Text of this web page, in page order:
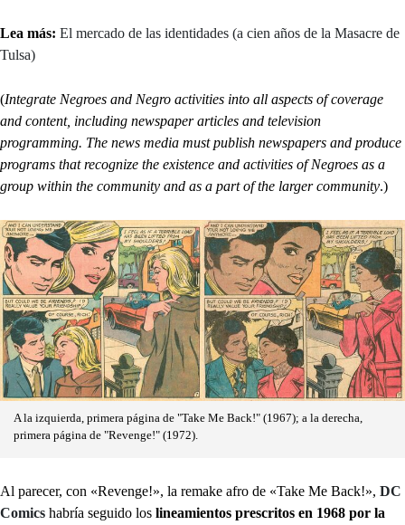
Lea más: El mercado de las identidades (a cien años de la Masacre de
Tulsa)
(Integrate Negroes and Negro activities into all aspects of coverage
and content, including newspaper articles and television
programming. The news media must publish newspapers and produce
programs that recognize the existence and activities of Negroes as a
group within the community and as a part of the larger community.)
A la izquierda, primera página de "Take Me Back!" (1967); a la derecha,
primera página de "Revenge!" (1972).
Al parecer, con «Revenge!», la remake afro de «Take Me Back!», DC
Comics habría seguido los lineamientos prescritos en 1968 por la